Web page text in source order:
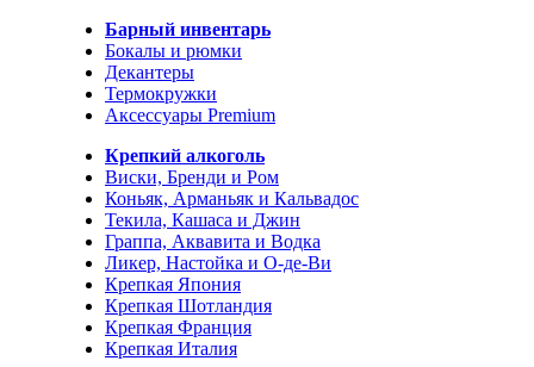
Барный инвентарь
Бокалы и рюмки
Декантеры
Термокружки
Аксессуары Premium
Крепкий алкоголь
Виски, Бренди и Ром
Коньяк, Арманьяк и Кальвадос
Текила, Кашаса и Джин
Граппа, Аквавита и Водка
Ликер, Настойка и О-де-Ви
Крепкая Япония
Крепкая Шотландия
Крепкая Франция
Крепкая Италия